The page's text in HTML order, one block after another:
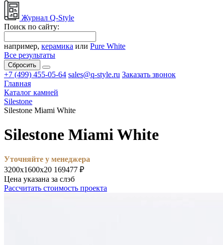
Журнал Q-Style
Поиск по сайту:
например, керамика или Pure White
Все результаты
Сбросить
+7 (499) 455-05-64 sales@q-style.ru Заказать звонок
Главная
Каталог камней
Silestone
Silestone Miami White
Silestone Miami White
Уточняйте у менеджера
3200х1600х20 169477 ₽
Цена указана за слэб
Рассчитать стоимость проекта